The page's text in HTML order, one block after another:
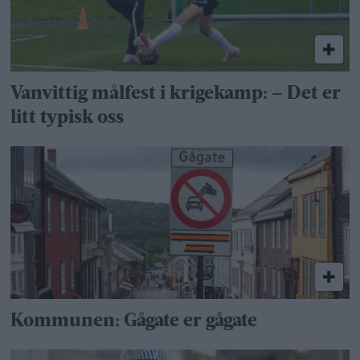
Vanvittig målfest i krigekamp: – Det er
litt typisk oss
Kommunen: Gågate er gågate